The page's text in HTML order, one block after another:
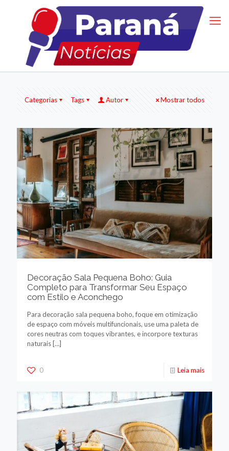
Categorias Tags Autor Mostrar todos
Decoração Sala Pequena Boho: Guia
Completo para Transformar Seu Espaço
com Estilo e Aconchego
Para decoração sala pequena boho, foque em otimização
de espaço com móveis multifuncionais, use uma paleta de
cores neutras com toques vibrantes, e incorpore texturas
naturais […]
0 Leia mais